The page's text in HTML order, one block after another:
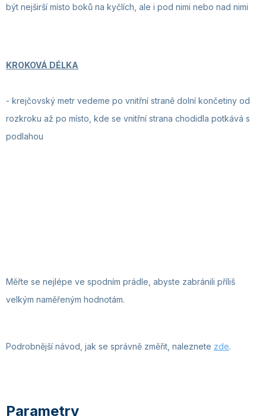
být nejširší místo boků na kyčlích, ale i pod nimi nebo nad nimi
KROKOVÁ DÉLKA
- krejčovský metr vedeme po vnitřní straně dolní končetiny od
rozkroku až po místo, kde se vnitřní strana chodidla potkává s
podlahou
Měřte se nejlépe ve spodním prádle, abyste zabránili příliš
velkým naměřeným hodnotám.
Podrobnější návod, jak se správně změřit, naleznete zde.